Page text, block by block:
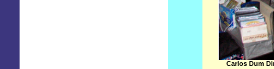
Carlos Dum